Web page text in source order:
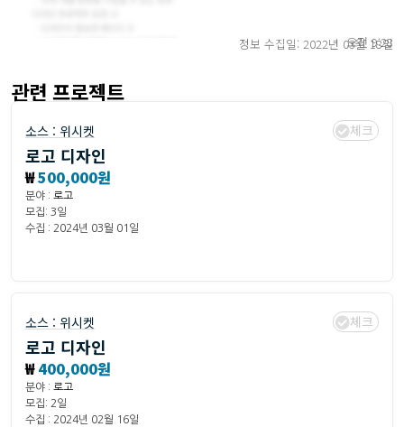
정보 수집일: 2022년 03월 18일
오전 9:28
관련 프로젝트
소스 : 위시켓 체크
로고 디자인
₩500,000원
분야 : 로고
모집: 3일
수집 : 2024년 03월 01일
소스 : 위시켓 체크
로고 디자인
₩400,000원
분야 : 로고
모집: 2일
수집 : 2024년 02월 16일